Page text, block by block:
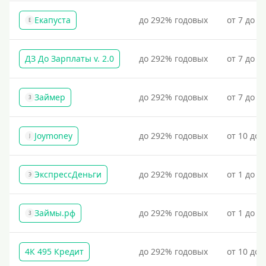
Для закрытия других кредитных обязательств
До зарплаты
Для ИП
Для бизнеса
Без документов
По загранпаспорту
По военному билету
По водительскому удостоверению
По СНИЛСу
Без СНИЛСа
Е Екапуста до 292% годовых от 7 до
ДЗ До Зарплаты v. 2.0 до 292% годовых от 7 до
З Займер до 292% годовых от 7 до
J Joymoney до 292% годовых от 10 до
Э ЭкспрессДеньги до 292% годовых от 1 до
З Займы.рф до 292% годовых от 1 до
4К 495 Кредит до 292% годовых от 10 до